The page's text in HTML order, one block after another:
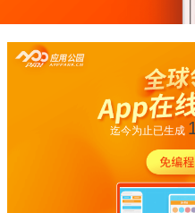
迄今为止已生成